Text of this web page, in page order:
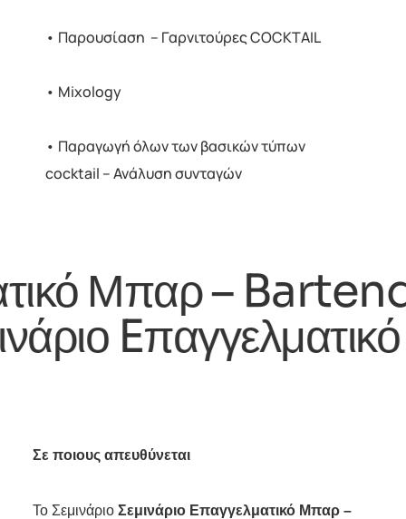
• Παρουσίαση – Γαρνιτούρες COCKTAIL
• Mixology
• Παραγωγή όλων των βασικών τύπων
cocktail – Ανάλυση συνταγών
Μπαρ –
Eπαγγελματικό
Σε ποιους απευθύνεται
Το Σεμινάριο Σεμινάριο Eπαγγελματικό Μπαρ –